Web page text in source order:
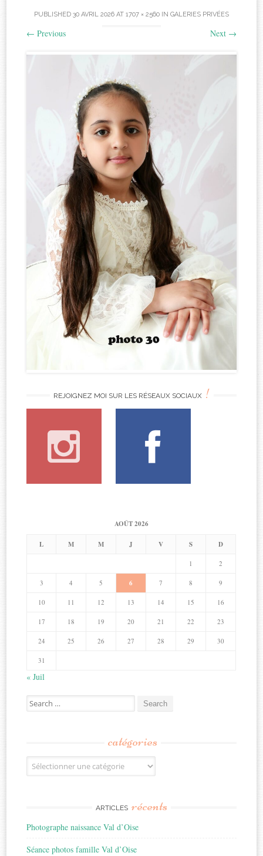
PUBLISHED 30 AVRIL 2026 AT 1707 × 2560 IN GALERIES PRIVÉES
← Previous Next →
REJOIGNEZ MOI SUR LES RÉSEAUX SOCIAUX !
AOÛT 2026
L M M J V S D
1 2
3 4 5 6 7 8 9
10 11 12 13 14 15 16
17 18 19 20 21 22 23
24 25 26 27 28 29 30
31
« Juil
Search
for:
catégories
Catégories
ARTICLES récents
Photographe naissance Val d’Oise
Séance photos famille Val d’Oise